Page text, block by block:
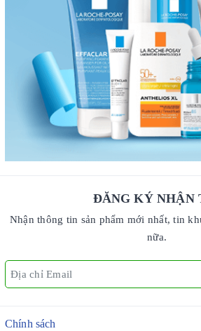
ĐĂNG KÝ NHẬN
Nhận thông tin sản phẩm mới nhất, tin
nữa.
Chính sách